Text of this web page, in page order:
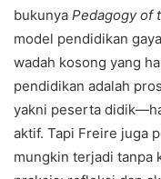
bukunya Pedagogy of
model pendidikan
wadah kosong yang
pendidikan adalah
yakni peserta
aktif. Tapi Freire juga
mungkin terjadi tanpa